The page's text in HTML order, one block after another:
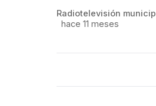
Radiotelevisión
hace 11 meses